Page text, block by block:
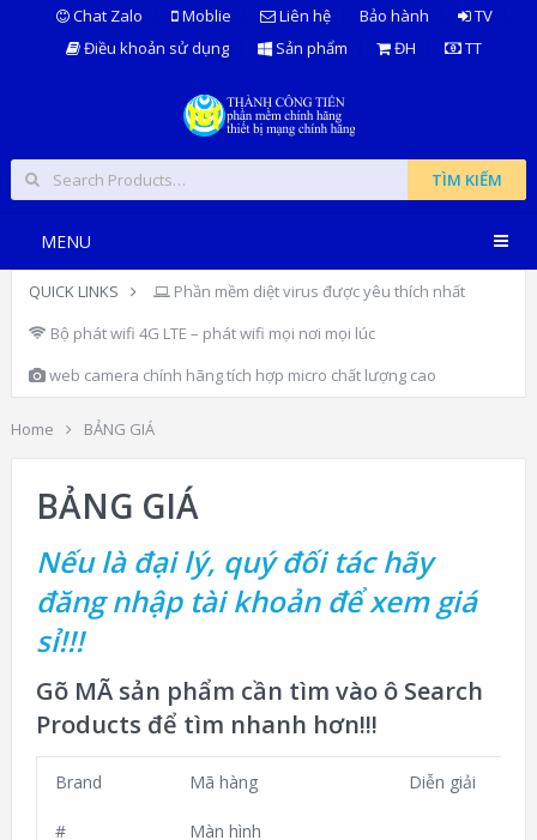
Chat Zalo Moblie Liên hệ Bảo hành
TV
Điều khoản sử dụng
Sản phẩm ĐH TT
TÌM KIẾM
MENU
QUICK LINKS
Phần mềm diệt virus được yêu thích nhất
Bộ phát wifi 4G LTE – phát wifi mọi nơi mọi lúc
web camera chính hãng tích hợp micro chất lượng cao
Home BẢNG GIÁ
BẢNG GIÁ
Nếu là đại lý, quý đối tác hãy
đăng nhập tài khoản để xem giá
sỉ!!!
Gõ MÃ sản phẩm cần tìm vào ô Search
Products để tìm nhanh hơn!!!
Brand Mã hàng Diễn giải
# Màn hình